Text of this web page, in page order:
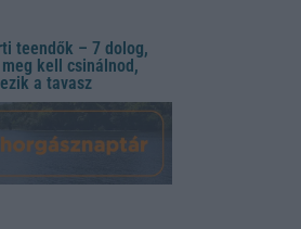
teendők – 7 dolog,
kell csinálnod,
a tavasz